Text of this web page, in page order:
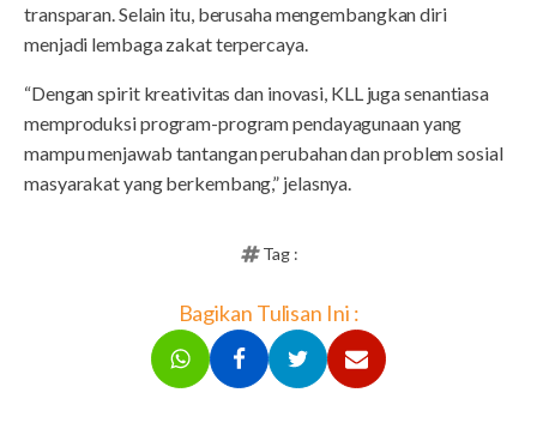
transparan. Selain itu, berusaha mengembangkan diri
menjadi lembaga zakat terpercaya.
“Dengan spirit kreativitas dan inovasi, KLL juga senantiasa
memproduksi program-program pendayagunaan yang
mampu menjawab tantangan perubahan dan problem sosial
masyarakat yang berkembang,” jelasnya.
Tag :
Bagikan Tulisan Ini :